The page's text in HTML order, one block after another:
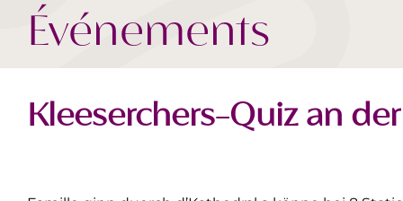
Événements
Kleeserchers-Quiz an